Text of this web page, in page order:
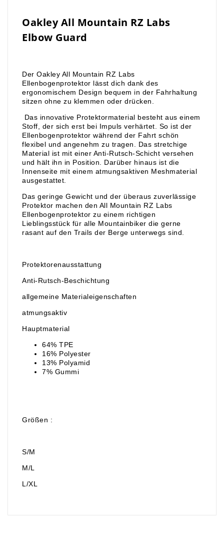
Oakley All Mountain RZ Labs
Elbow Guard
Der Oakley All Mountain RZ Labs
Ellenbogenprotektor lässt dich dank des
ergonomischem Design bequem in der Fahrhaltung
sitzen ohne zu klemmen oder drücken.
Das innovative Protektormaterial besteht aus einem
Stoff, der sich erst bei Impuls verhärtet. So ist der
Ellenbogenprotektor während der Fahrt schön
flexibel und angenehm zu tragen. Das stretchige
Material ist mit einer Anti-Rutsch-Schicht versehen
und hält ihn in Position. Darüber hinaus ist die
Innenseite mit einem atmungsaktiven Meshmaterial
ausgestattet.
Das geringe Gewicht und der überaus zuverlässige
Protektor machen den All Mountain RZ Labs
Ellenbogenprotektor zu einem richtigen
Lieblingsstück für alle Mountainbiker die gerne
rasant auf den Trails der Berge unterwegs sind.
Protektorenausstattung
Anti-Rutsch-Beschichtung
allgemeine Materialeigenschaften
atmungsaktiv
Hauptmaterial
64% TPE
16% Polyester
13% Polyamid
7% Gummi
Größen :
S/M
M/L
L/XL